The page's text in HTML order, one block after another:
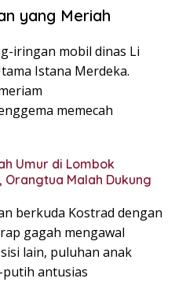
yang Meriah
iringan mobil dinas Li
Istana Merdeka.
memecah
Umur di Lombok
Orangtua Malah Dukung
berkuda Kostrad dengan
gagah mengawal
lain, puluhan anak
antusias